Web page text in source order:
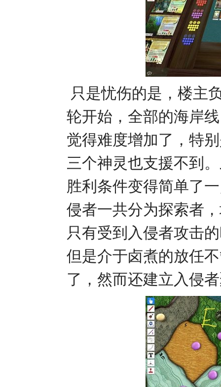
只是忧伤的是，楼主
轮开始，全部的海岸
觉得难度增加了，特
三个神灵也支援不到
胜利条件变得简单了
侵者一共分为探索者
只有受到入侵者攻击
但是介于卤煮的放任
了，然而还建立入侵